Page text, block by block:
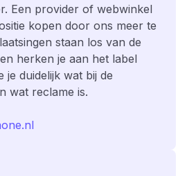
Een provider of webwinkel
kopen door ons meer te
staan los van de
herken je aan het label
je duidelijk wat bij de
wat reclame is.